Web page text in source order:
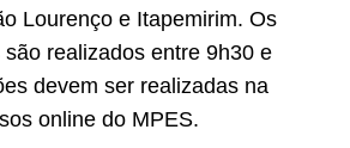
Lourenço e Itapemirim. Os
realizados entre 9h30 e
devem ser realizadas na
online do MPES.